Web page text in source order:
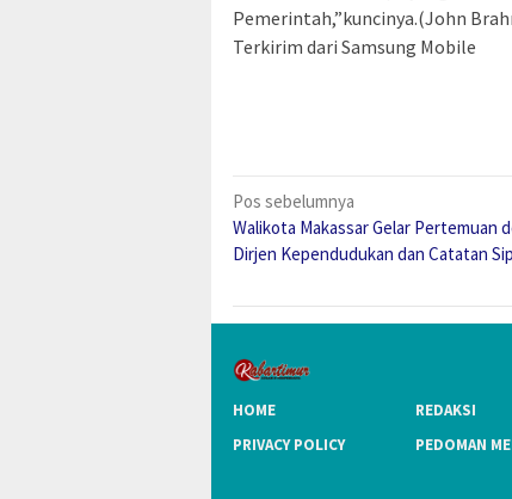
Pemerintah,”kuncinya.(John
Terkirim dari Samsung Mobile
Navigasi
pos
Pos sebelumnya
Walikota Makassar Gelar Pertemuan
Dirjen Kependudukan dan Catatan
HOME REDAKSI
PRIVACY POLICY
PEDOMAN